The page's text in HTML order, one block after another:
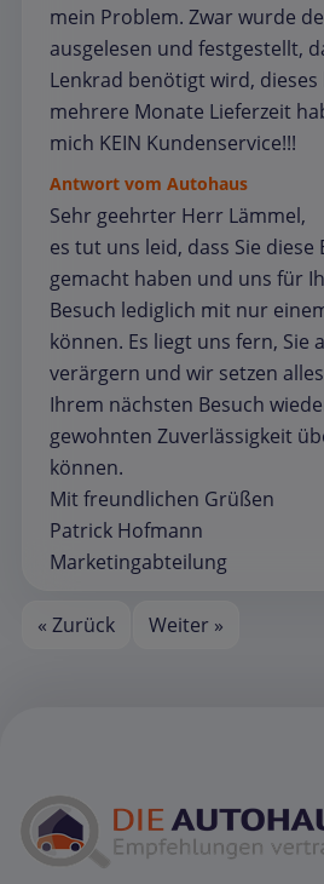
mein Problem. Zwar wurde
ausgelesen und festgestellt,
Lenkrad benötigt wird, dieses
mehrere Monate Lieferzeit
mich KEIN Kundenservice!!!
Antwort vom Autohaus
Sehr geehrter Herr Lämmel,
es tut uns leid, dass Sie
gemacht haben und uns für
Besuch lediglich mit nur
können. Es liegt uns fern, Sie
verärgern und wir setzen
Ihrem nächsten Besuch
gewohnten Zuverlässigkeit
können.
Mit freundlichen Grüßen
Patrick Hofmann
Marketingabteilung
« Zurück Weiter »